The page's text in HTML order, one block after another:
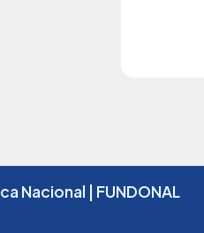
Nacional | FUNDONAL